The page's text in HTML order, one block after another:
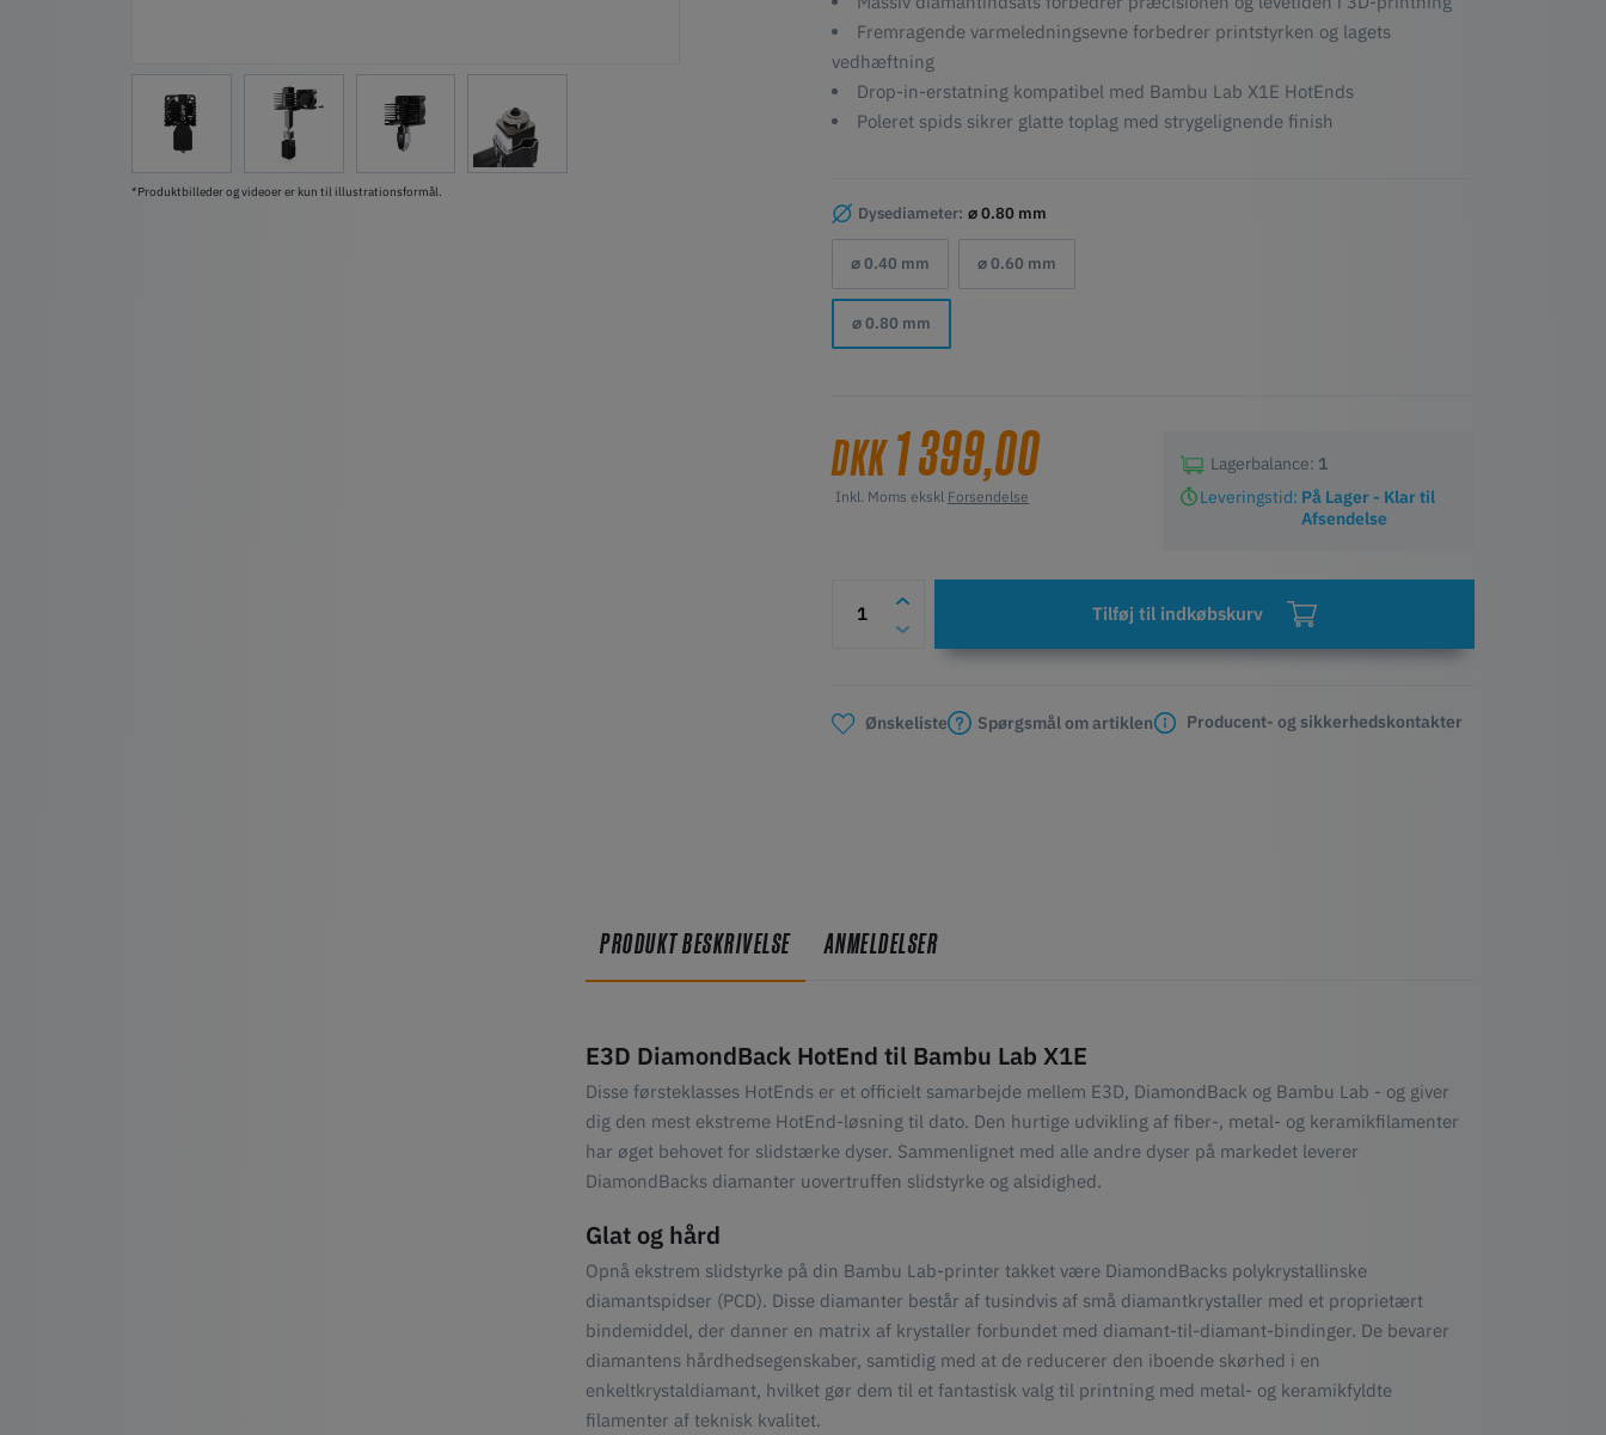
*Produktbilleder og videoer er kun til illustrationsformål.
Fremragende varmeledningsevne forbedrer printstyrken og lagets
vedhæftning
Drop-in-erstatning kompatibel med Bambu Lab X1E HotEnds
Poleret spids sikrer glatte toplag med strygelignende finish
Dysediameter: ⌀ 0.80 mm
⌀ 0.40 mm ⌀ 0.60 mm
⌀ 0.80 mm
DKK1 399,00
Inkl. Moms ekskl Forsendelse
Lagerbalance: 1
Leveringstid: På Lager - Klar til
Afsendelse
Tilføj til indkøbskurv
Ønskeliste Spørgsmål om artiklen Producent- og sikkerhedskontakter
PRODUKT BESKRIVELSE ANMELDELSER
E3D DiamondBack HotEnd til Bambu Lab X1E
Disse førsteklasses HotEnds er et officielt samarbejde mellem E3D, DiamondBack og Bambu Lab - og giver
dig den mest ekstreme HotEnd-løsning til dato. Den hurtige udvikling af fiber-, metal- og keramikfilamenter
har øget behovet for slidstærke dyser. Sammenlignet med alle andre dyser på markedet leverer
DiamondBacks diamanter uovertruffen slidstyrke og alsidighed.
Glat og hård
Opnå ekstrem slidstyrke på din Bambu Lab-printer takket være DiamondBacks polykrystallinske
diamantspidser (PCD). Disse diamanter består af tusindvis af små diamantkrystaller med et proprietært
bindemiddel, der danner en matrix af krystaller forbundet med diamant-til-diamant-bindinger. De bevarer
diamantens hårdhedsegenskaber, samtidig med at de reducerer den iboende skørhed i en
enkeltkrystaldiamant, hvilket gør dem til et fantastisk valg til printning med metal- og keramikfyldte
filamenter af teknisk kvalitet.